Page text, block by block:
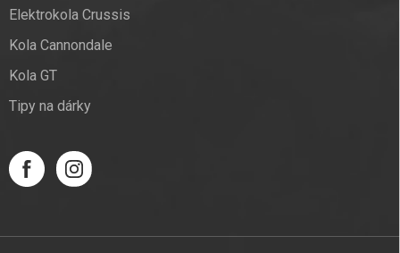
Elektrokola Crussis
Kola Cannondale
Kola GT
Tipy na dárky